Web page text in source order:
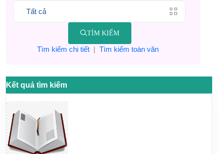
TÌM KIẾM
Tìm kiếm chi tiết| Tìm kiếm toàn văn
Kết quả tìm kiếm